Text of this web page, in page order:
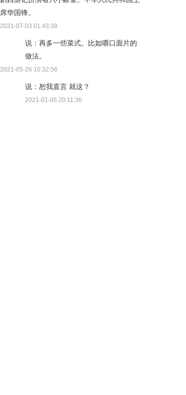
席华国锋。
2021-07-03 01:43:38
说：再多一些菜式。比如嚼口面片的
做法。
2021-05-26 10:32:56
说：恕我直言 就这？
2021-01-05 20:11:36